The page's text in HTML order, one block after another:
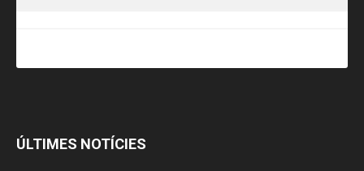
ÚLTIMES NOTÍCIES